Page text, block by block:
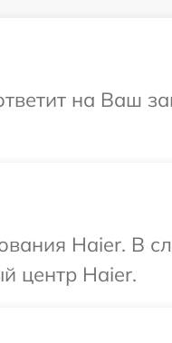
на Ваш
Haier. В
центр Haier.